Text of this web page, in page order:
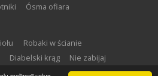
Ósma ofiara
Robaki w ścianie
Diabelski krąg
Nie zabijaj
Matki chrzestne